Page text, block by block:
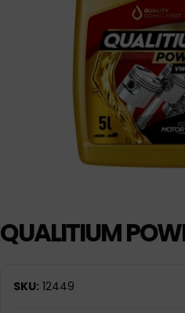
QUALITIUM
SKU: 12449